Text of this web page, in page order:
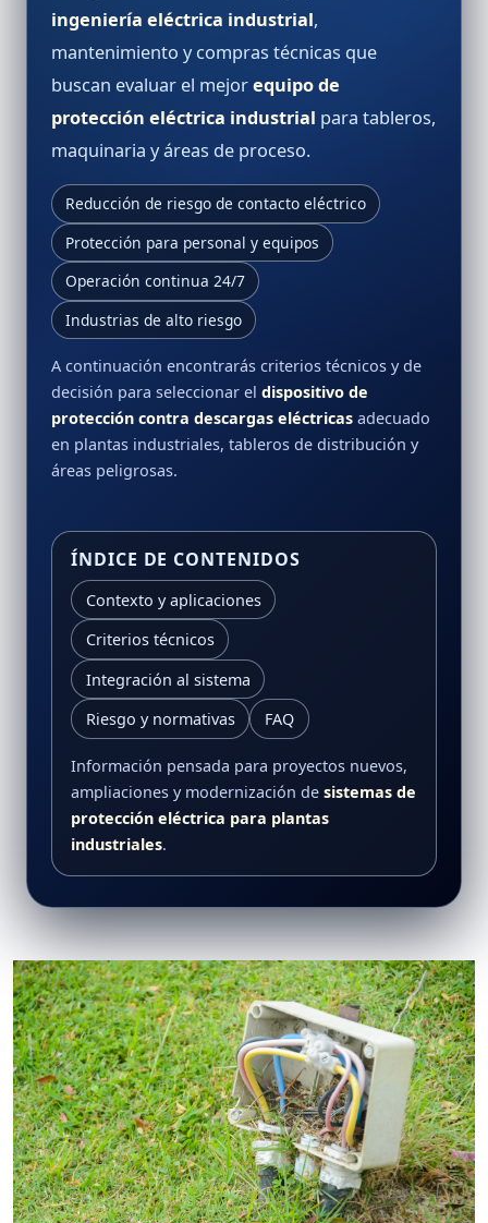
ingeniería eléctrica industrial,
mantenimiento y compras técnicas que
buscan evaluar el mejorequipo de
protección eléctrica industrial para tableros,
maquinaria y áreas de proceso.
Reducción de riesgo de contacto eléctrico
Protección para personal y equipos
Operación continua 24/7
Industrias de alto riesgo
A continuación encontrarás criterios técnicos y de
decisión para seleccionar el dispositivo de
protección contra descargas eléctricas adecuado
en plantas industriales, tableros de distribución y
áreas peligrosas.
ÍNDICE DE CONTENIDOS
Contexto y aplicaciones
Criterios técnicos
Integración al sistema
Riesgo y normativas
FAQ
Información pensada para proyectos nuevos,
ampliaciones y modernización de sistemas de
protección eléctrica para plantas
industriales.